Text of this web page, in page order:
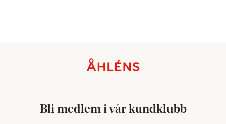
Bli medlem i vår kundklubb